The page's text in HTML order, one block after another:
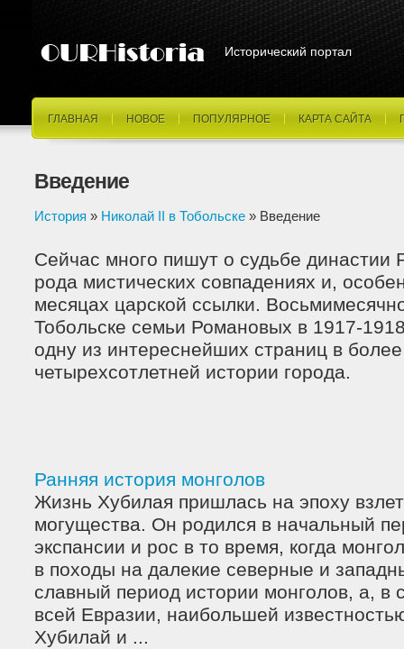
Исторический портал
ГЛАВНАЯ НОВОЕ ПОПУЛЯРНОЕ КАРТА САЙТА
Введение
История » Николай II в Тобольске » Введение
Сейчас много пишут о судьбе династии
рода мистических совпадениях и,
месяцах царской ссылки.
Тобольске семьи Романовых в 1917-1918
одну из интереснейших страниц в
четырехсотлетней истории города.
Ранняя история монголов
Жизнь Хубилая пришлась на эпоху
могущества. Он родился в начальный
экспансии и рос в то время, когда
в походы на далекие северные и
славный период истории монголов, а, в
всей Евразии, наибольшей
Хубилай и ...